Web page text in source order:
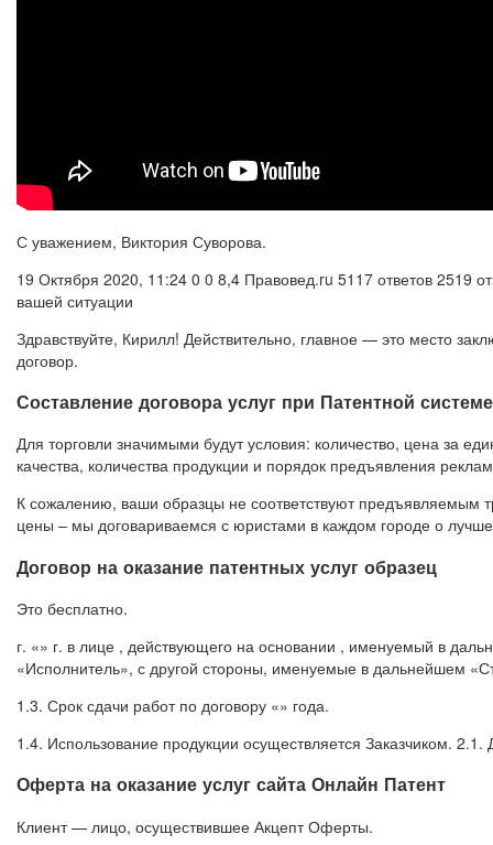
С уважением, Виктория Суворова.
19 Октября 2020, 11:24 0 0 8,4 Правовед.ru 5117 ответов 2519
вашей ситуации
Здравствуйте, Кирилл! Действительно, главное — это место
договор.
Составление договора услуг при Патентной
Для торговли значимыми будут условия: количество, цена за
качества, количества продукции и порядок предъявления
К сожалению, ваши образцы не соответствуют предъявляемым
цены – мы договариваемся с юристами в каждом городе о
Договор на оказание патентных услуг образец
Это бесплатно.
г. «» г. в лице , действующего на основании , именуемый в
«Исполнитель», с другой стороны, именуемые в дальнейшем
1.3. Срок сдачи работ по договору «» года.
1.4. Использование продукции осуществляется Заказчиком.
Оферта на оказание услуг сайта Онлайн Патент
Клиент — лицо, осуществившее Акцепт Оферты.